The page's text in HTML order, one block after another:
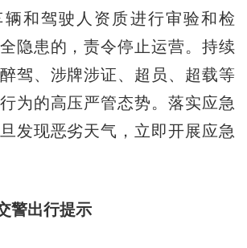
和驾驶人资质进行审验和检
隐患的，责令停止运营。持续
驾、涉牌涉证、超员、超载等
为的高压严管态势。落实应急
发现恶劣天气，立即开展应急
警出行提示